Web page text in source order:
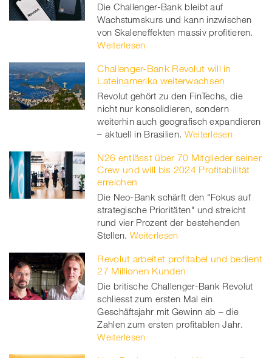
Die Challenger-Bank bleibt auf
Wachstumskurs und kann inzwischen
von Skaleneffekten massiv profitieren.
Weiterlesen
Challenger-Bank Revolut will in
Lateinamerika weiterwachsen
Revolut gehört zu den FinTechs, die
nicht nur konsolidieren, sondern
weiterhin auch geografisch expandieren
– aktuell in Brasilien. Weiterlesen
N26 entlässt über 70 Mitglieder seiner
Crew und will bis 2024 Profitabilität
erreichen
Die Neo-Bank schärft den "Fokus auf
strategische Prioritäten" und streicht
rund vier Prozent der bestehenden
Stellen. Weiterlesen
Revolut arbeitet profitabel und bedient
27 Millionen Kunden
Die britische Challenger-Bank Revolut
schliesst zum ersten Mal ein
Geschäftsjahr mit Gewinn ab – die
Zahlen zum ersten profitablen Jahr.
Weiterlesen